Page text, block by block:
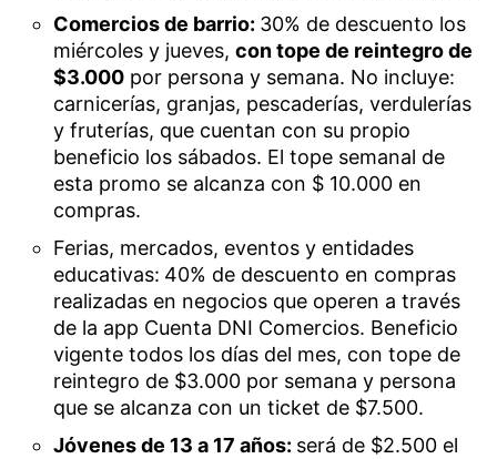
Comercios de barrio: 30% de descuento los
miércoles y jueves,con tope de reintegro de
$3.000 por persona y semana. No incluye:
carnicerías, granjas, pescaderías, verdulerías
y fruterías, que cuentan con su propio
beneficio los sábados. El tope semanal de
esta promo se alcanza con $ 10.000 en
compras.
Ferias, mercados, eventos y entidades
educativas: 40% de descuento en compras
realizadas en negocios que operen a través
de la app Cuenta DNI Comercios. Beneficio
vigente todos los días del mes, con tope de
reintegro de $3.000 por semana y persona
que se alcanza con un ticket de $7.500.
Jóvenes de 13 a 17 años: será de $2.500 el